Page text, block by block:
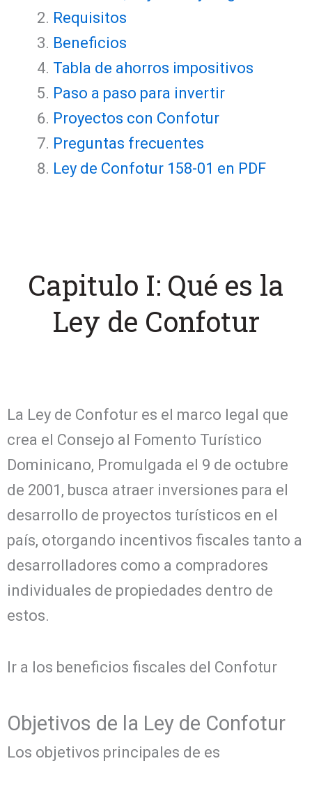
Requisitos
Beneficios
Tabla de ahorros impositivos
Paso a paso para invertir
Proyectos con Confotur
Preguntas frecuentes
Ley de Confotur 158-01 en PDF
Capitulo I: Qué es la
Ley de Confotur
La Ley de Confotur es el marco legal que
crea el Consejo al Fomento Turístico
Dominicano, Promulgada el 9 de octubre
de 2001, busca atraer inversiones para el
desarrollo de proyectos turísticos en el
país, otorgando incentivos fiscales tanto a
desarrolladores como a compradores
individuales de propiedades dentro de
estos.
Ir a los beneficios fiscales del Confotur
Objetivos de la Ley de Confotur
Los objetivos principales de es